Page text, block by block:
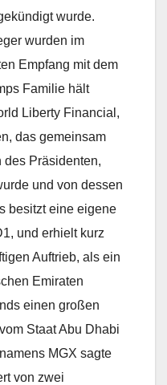
wurde.
wurden im
Empfang mit dem
Familie hält
Liberty Financial,
das gemeinsam
des Präsidenten,
und von dessen
besitzt eine eigene
und erhielt kurz
Auftrieb, als ein
Emiraten
einen großen
Staat Abu Dhabi
MGX sagte
von zwei